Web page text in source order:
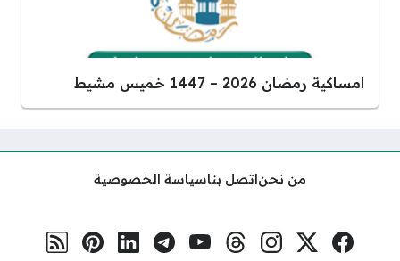
امساكية رمضان 2026 – 1447 خميس مشيط
من نحناتصل بناسياسة الخصوصية
مواقع التواصل فيسبوكمنصة إكسإنستغرامثريدسيوتيوبتلغراملينكد إنبنترست
رابط RSS